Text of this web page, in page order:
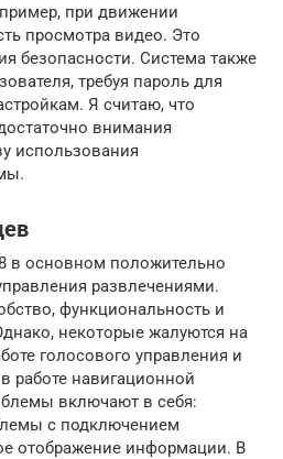
при движении
просмотра видео. Это
безопасности. Система также
требуя пароль для
Я считаю, что
внимания
использования
в основном положительно
развлечениями.
функциональность и
некоторые жалуются на
голосового управления и
работе навигационной
включают в себя:
с подключением
отображение информации. В